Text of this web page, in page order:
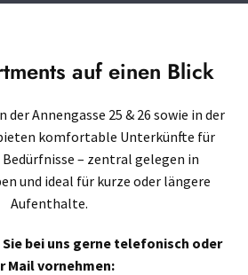
auf einen Blick
Annengasse 25 & 26 sowie in der
komfortable Unterkünfte für
– zentral gelegen in
und ideal für kurze oder längere
Aufenthalte.
bei uns gerne telefonisch oder
Mail vornehmen: